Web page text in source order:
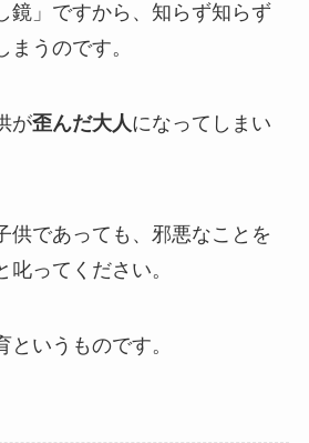
鏡」ですから、知らず知らず
うのです。
が歪んだ大人 になってしまい
供であっても、邪悪なことを
叱ってください。
というものです。